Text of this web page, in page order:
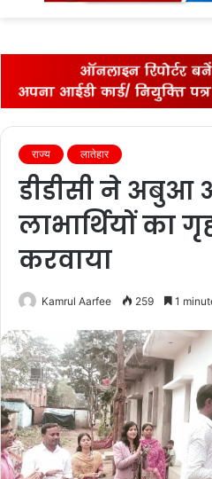
राज्‍य लातेहार
डीडीसी ने अबुआ
लाभार्थियों का
करवाया
Kamrul Aarfee 259 1